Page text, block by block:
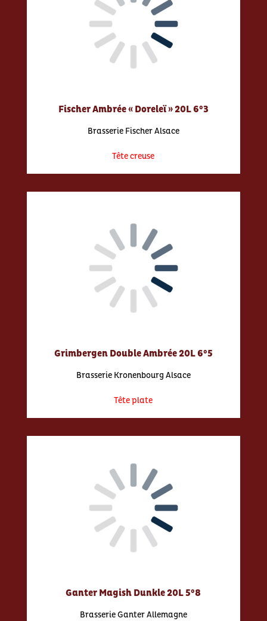
Fischer Ambrée « Doreleï » 20L 6°3
Brasserie Fischer Alsace
Tête creuse
Grimbergen Double Ambrée 20L 6°5
Brasserie Kronenbourg Alsace
Tête plate
Ganter Magish Dunkle 20L 5°8
Brasserie Ganter Allemagne